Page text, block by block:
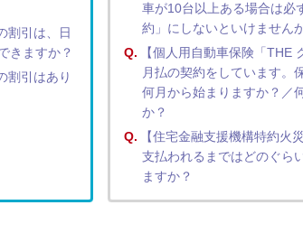
割引は、日
きますか？
割引はあり
車が10台以上ある場合は必
約」にしないといけません
Q.
【個人用自動車保険「THE
月払の契約をしています。
何月から始まりますか？／
か？
Q.
【住宅金融支援機構特約火
支払われるまではどのぐら
ますか？